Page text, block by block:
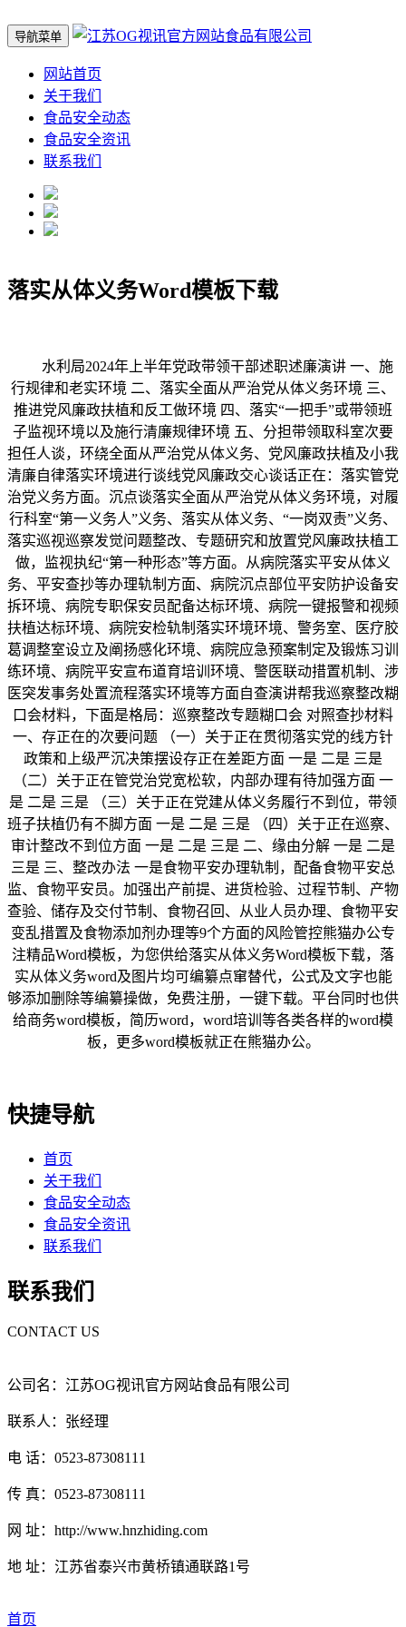
导航菜单
网站首页
关于我们
食品安全动态
食品安全资讯
联系我们
落实从体义务Word模板下载
水利局2024年上半年党政带领干部述职述廉演讲 一、施
行规律和老实环境 二、落实全面从严治党从体义务环境 三、
推进党风廉政扶植和反工做环境 四、落实“一把手”或带领班
子监视环境以及施行清廉规律环境 五、分担带领取科室次要
担任人谈，环绕全面从严治党从体义务、党风廉政扶植及小我
清廉自律落实环境进行谈线党风廉政交心谈话正在：落实管党
治党义务方面。沉点谈落实全面从严治党从体义务环境，对履
行科室“第一义务人”义务、落实从体义务、“一岗双责”义务、
落实巡视巡察发觉问题整改、专题研究和放置党风廉政扶植工
做，监视执纪“第一种形态”等方面。从病院落实平安从体义
务、平安查抄等办理轨制方面、病院沉点部位平安防护设备安
拆环境、病院专职保安员配备达标环境、病院一键报警和视频
扶植达标环境、病院安检轨制落实环境环境、警务室、医疗胶
葛调整室设立及阐扬感化环境、病院应急预案制定及锻炼习训
练环境、病院平安宣布道育培训环境、警医联动措置机制、涉
医突发事务处置流程落实环境等方面自查演讲帮我巡察整改糊
口会材料，下面是格局：巡察整改专题糊口会 对照查抄材料
一、存正在的次要问题 （一）关于正在贯彻落实党的线方针
政策和上级严沉决策摆设存正在差距方面 一是 二是 三是
（二）关于正在管党治党宽松软，内部办理有待加强方面 一
是 二是 三是 （三）关于正在党建从体义务履行不到位，带领
班子扶植仍有不脚方面 一是 二是 三是 （四）关于正在巡察、
审计整改不到位方面 一是 二是 三是 二、缘由分解 一是 二是
三是 三、整改办法 一是食物平安办理轨制，配备食物平安总
监、食物平安员。加强出产前提、进货检验、过程节制、产物
查验、储存及交付节制、食物召回、从业人员办理、食物平安
变乱措置及食物添加剂办理等9个方面的风险管控熊猫办公专
注精品Word模板，为您供给落实从体义务Word模板下载，落
实从体义务word及图片均可编纂点窜替代，公式及文字也能
够添加删除等编纂操做，免费注册，一键下载。平台同时也供
给商务word模板，简历word，word培训等各类各样的word模
板，更多word模板就正在熊猫办公。
快捷导航
首页
关于我们
食品安全动态
食品安全资讯
联系我们
联系我们
CONTACT US
公司名：江苏OG视讯官方网站食品有限公司
联系人：张经理
电 话：0523-87308111
传 真：0523-87308111
网 址：http://www.hnzhiding.com
地 址：江苏省泰兴市黄桥镇通联路1号
首页